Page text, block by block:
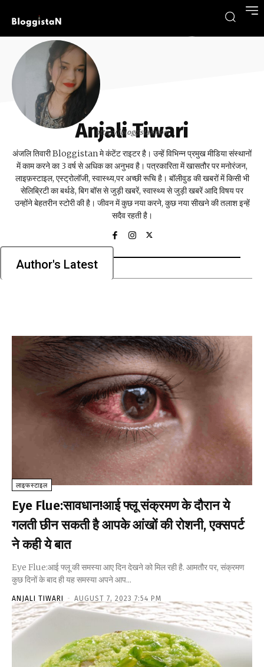
Anjali Tiwari
https://bloggistan.com
अंजलि तिवारी Bloggistan मे कंटेंट राइटर है। उन्हें विभिन्न प्रमुख मीडिया संस्थानों
में काम करने का 3 वर्ष से अधिक का अनुभव है। पत्रकारिता में खासतौर पर मनोरंजन,
लाइफ़स्टाइल, एस्ट्रोलॉजी, स्वास्थ्य,पर अच्छी रूचि है। बॉलीवुड की खबरों में किसी भी
सेलिब्रिटी का बर्थडे, बिग बॉस से जुड़ी खबरें, स्वास्थ्य से जुड़ी खबरें आदि विषय पर
उन्होंने बेहतरीन स्टोरी की है। जीवन में कुछ नया करने, कुछ नया सीखने की तलाश इन्हें
सदैव रहती है।
Author's Latest
लाइफस्टाइल
Eye Flue:सावधान!आई फ्लू संक्रमण के दौरान ये
गलती छीन सकती है आपके आंखों की रोशनी, एक्सपर्ट
ने कही ये बात
Eye Flue:आई फ्लू की समस्या आए दिन देखने को मिल रही है. आमतौर पर, संक्रमण
कुछ दिनों के बाद ही यह समस्या अपने आप...
ANJALI TIWARI - AUGUST 7, 2023 7:54 PM